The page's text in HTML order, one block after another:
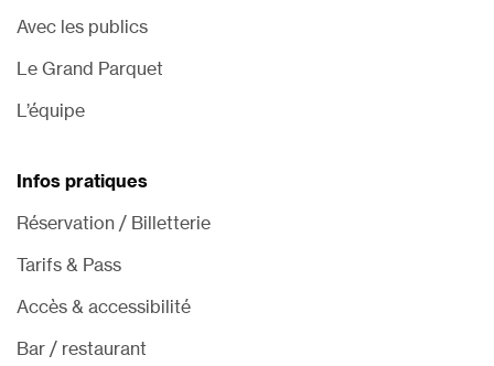
Avec les publics
Le Grand Parquet
L’équipe
Infos pratiques
Réservation / Billetterie
Tarifs & Pass
Accès & accessibilité
Bar / restaurant